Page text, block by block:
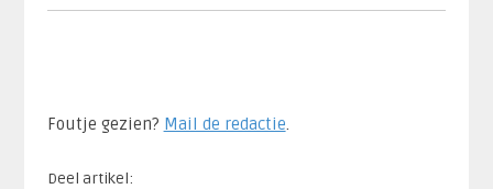
Foutje gezien? Mail de redactie.​
Deel artikel: